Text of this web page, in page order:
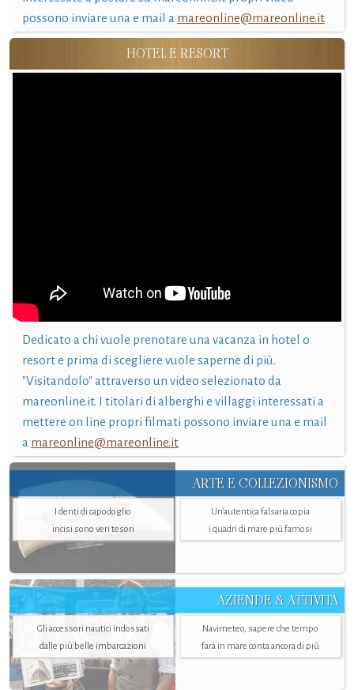
possono inviare una e mail a mareonline@mareonline.it
HOTEL E RESORT
Dedicato a chi vuole prenotare una vacanza in hotel o
resort e prima di scegliere vuole saperne di più.
"Visitandolo" attraverso un video selezionato da
mareonline.it. I titolari di alberghi e villaggi interessati a
mettere on line propri filmati possono inviare una e mail
a mareonline@mareonline.it
ARTE E COLLEZIONISMO
I denti di capodoglio
incisi sono veri tesori
Un’autentica falsaria copia
i quadri di mare più famosi
AZIENDE & ATTIVITÀ
Gli accessori nautici indossati
dalle più belle imbarcazioni
Navimeteo, sapere che tempo
farà in mare conta ancora di più